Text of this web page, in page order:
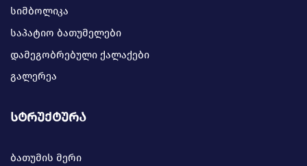
სიმბოლიკა
საპატიო ბათუმელები
დამეგობრებული ქალაქები
გალერეა
სტრუქტურა
ბათუმის მერი